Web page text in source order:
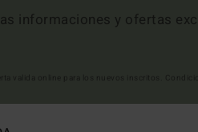
informaciones y ofertas